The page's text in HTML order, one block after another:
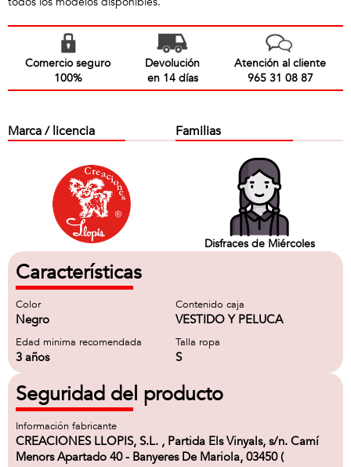
Comercio seguro
100%
Devolución
en 14 días
Atención al cliente
965 31 08 87
Marca / licencia Familias
Disfraces de Miércoles
Características
Color
Negro
Contenido caja
VESTIDO Y PELUCA
Edad minima recomendada
3 años
Talla ropa
S
Seguridad del producto
Información fabricante
CREACIONES LLOPIS, S.L. , Partida Els Vinyals, s/n. Camí
Menors Apartado 40 - Banyeres De Mariola, 03450 (